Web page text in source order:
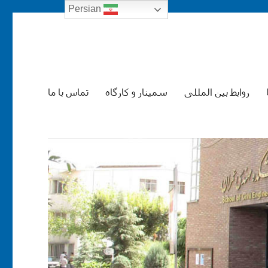
روابط بین المللی سمینار و کارگاه تماس با ما